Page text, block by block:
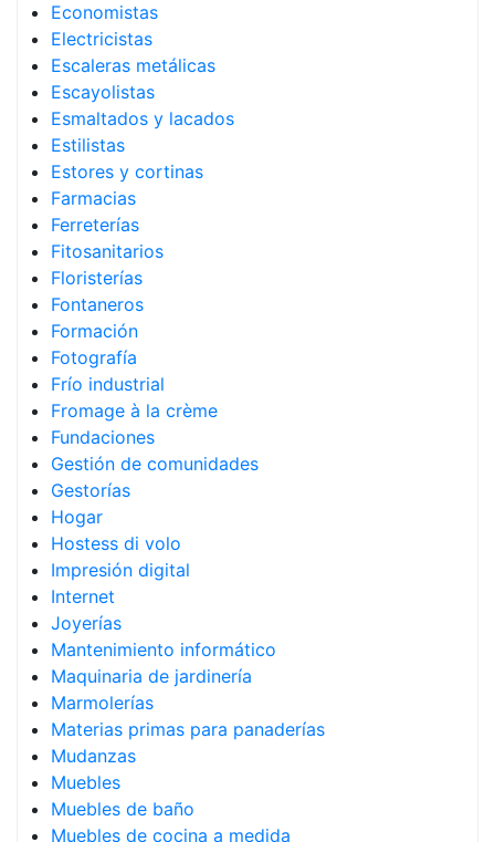
Economistas
Electricistas
Escaleras metálicas
Escayolistas
Esmaltados y lacados
Estilistas
Estores y cortinas
Farmacias
Ferreterías
Fitosanitarios
Floristerías
Fontaneros
Formación
Fotografía
Frío industrial
Fromage à la crème
Fundaciones
Gestión de comunidades
Gestorías
Hogar
Hostess di volo
Impresión digital
Internet
Joyerías
Mantenimiento informático
Maquinaria de jardinería
Marmolerías
Materias primas para panaderías
Mudanzas
Muebles
Muebles de baño
Muebles de cocina a medida